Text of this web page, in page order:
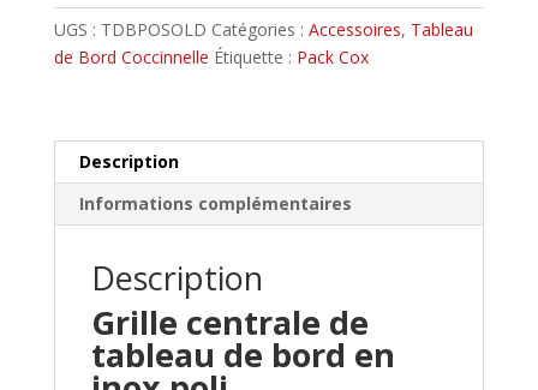
poste
42mm
UGS : TDBPOSOLD Catégories : Accessoires, Tableau
de Bord Coccinnelle Étiquette : Pack Cox
Description
Informations complémentaires
Description
Grille centrale de
tableau de bord en